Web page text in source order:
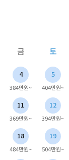
금 토
4
384만원~
5
404만원~
11
369만원~
12
394만원~
18
484만원~
19
504만원~